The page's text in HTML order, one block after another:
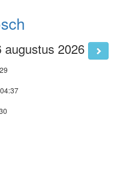
augustus 2026
04:37